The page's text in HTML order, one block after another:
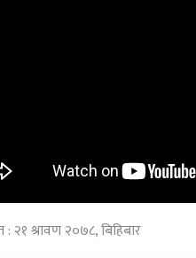
: २१ श्रावण २०७८, बिहिबार